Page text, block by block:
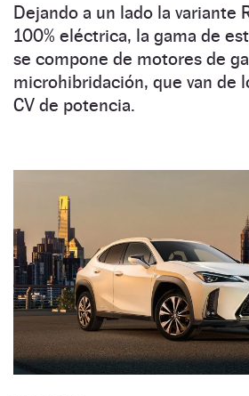
Dejando a un lado la variante
100% eléctrica, la gama de
se compone de motores de
microhibridación, que van de
CV de potencia.